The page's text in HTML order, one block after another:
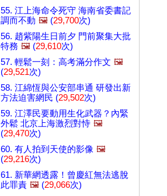
55. 江上海命令死守 海南省委書記
調而不動 🖼️ (29,700次)
56. 趙紫陽生日前夕 門前聚集大批
特務 🖼️ (29,610次)
57. 輕鬆一刻：高考滿分作文 🖼️
(29,521次)
58. 江綿恆與公安部串通 研發出新
方法迫害網民 (29,502次)
59. 江澤民要動用生化武器？內緊
外鬆 北京上海激烈對恃 🖼️
(29,470次)
60. 有人拍到天使的影像 🖼️
(29,216次)
61. 新華網透露！曾慶紅無法逃脫
此罪責 🖼️ (29,066次)